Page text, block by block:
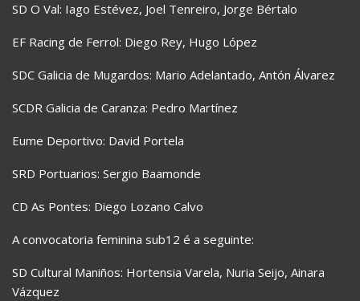
SD O Val: Iago Estévez, Joel Tenreiro, Jorge Bértalo
EF Racing de Ferrol: Diego Rey, Hugo López
SDC Galicia de Mugardos: Mario Adelantado, Antón Álvarez
SCDR Galicia de Caranza: Pedro Martínez
Eume Deportivo: David Portela
SRD Portuarios: Sergio Baamonde
CD As Pontes: Diego Lozano Calvo
A convocatoria feminina sub12 é a seguinte:
SD Cultural Maniños: Hortensia Varela, Nuria Seijo, Ainara
Vázquez